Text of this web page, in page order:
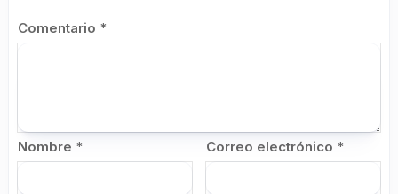
Comentario *
Nombre * Correo electrónico *